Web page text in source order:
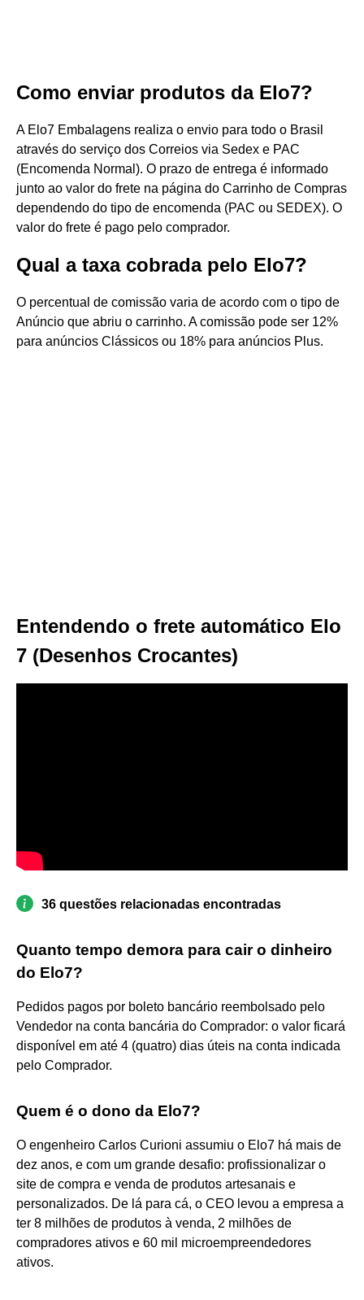
Como enviar produtos da Elo7?
A Elo7 Embalagens realiza o envio para todo o Brasil
através do serviço dos Correios via Sedex e PAC
(Encomenda Normal). O prazo de entrega é informado
junto ao valor do frete na página do Carrinho de Compras
dependendo do tipo de encomenda (PAC ou SEDEX). O
valor do frete é pago pelo comprador.
Qual a taxa cobrada pelo Elo7?
O percentual de comissão varia de acordo com o tipo de
Anúncio que abriu o carrinho. A comissão pode ser 12%
para anúncios Clássicos ou 18% para anúncios Plus.
Entendendo o frete automático Elo
7 (Desenhos Crocantes)
36 questões relacionadas encontradas
Quanto tempo demora para cair o dinheiro
do Elo7?
Pedidos pagos por boleto bancário reembolsado pelo
Vendedor na conta bancária do Comprador: o valor ficará
disponível em até 4 (quatro) dias úteis na conta indicada
pelo Comprador.
Quem é o dono da Elo7?
O engenheiro Carlos Curioni assumiu o Elo7 há mais de
dez anos, e com um grande desafio: profissionalizar o
site de compra e venda de produtos artesanais e
personalizados. De lá para cá, o CEO levou a empresa a
ter 8 milhões de produtos à venda, 2 milhões de
compradores ativos e 60 mil microempreendedores
ativos.